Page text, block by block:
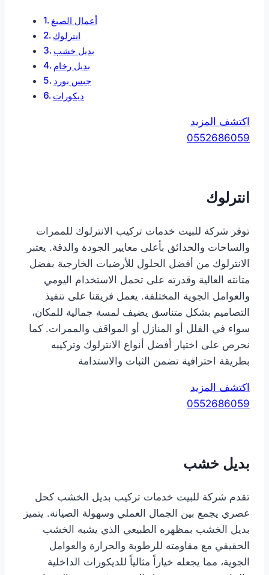
أعمال الصبغ
انترلوك
بديل خشب
بديل رخام
جبس بورد
ديكورات
اكتشف المزيد
0552686059
انترلوك
توفر شركة للبيت خدمات تركيب الانترلوك للممرات
والساحات والحدائق بأعلى معايير الجودة والدقة. يعتبر
الانترلوك من أفضل الحلول للأرضيات الخارجية بفضل
متانته العالية وقدرته على تحمل الاستخدام اليومي
والعوامل الجوية المختلفة. يعمل فريقنا على تنفيذ
التصاميم بشكل متناسق يضيف لمسة جمالية للمكان،
سواء في الفلل أو المنازل أو المواقف والممرات. كما
نحرص على اختيار أفضل أنواع الانترلوك وتركيبه
بطريقة احترافية تضمن الثبات والاستدامة
اكتشف المزيد
0552686059
بديل خشب
تقدم شركة للبيت خدمات تركيب بديل الخشب كحل
عصري يجمع بين الجمال العملي وسهولة الصيانة. يتميز
بديل الخشب بمظهره الطبيعي الذي يشبه الخشب
الحقيقي مع مقاومته للرطوبة والحرارة والعوامل
الجوية، مما يجعله خياراً مثالياً للديكورات الداخلية